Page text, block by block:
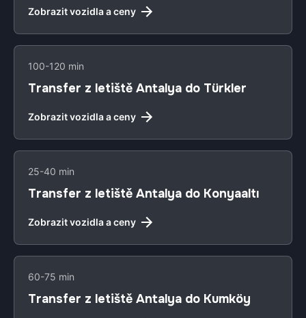
Zobrazit vozidla a ceny
100-120 min
Transfer z letiště Antalya do Türkler
Zobrazit vozidla a ceny
25-40 min
Transfer z letiště Antalya do Konyaaltı
Zobrazit vozidla a ceny
60-75 min
Transfer z letiště Antalya do Kumköy